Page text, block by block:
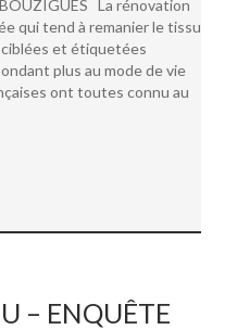
La rénovation
qui tend à remanier le tissu
et étiquetées
plus au mode de vie
ont toutes connu au
– ENQUÊTE